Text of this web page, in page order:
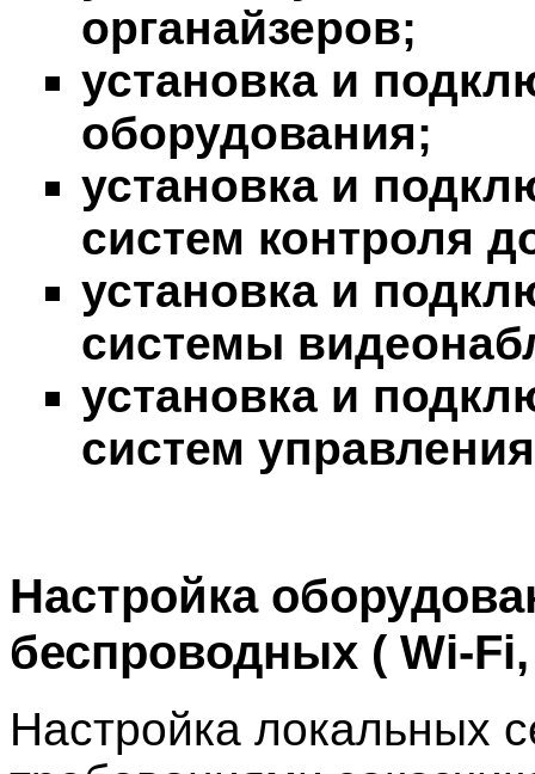
органайзеров;
установка и
оборудования;
установка и
систем контроля
установка и
системы
установка и
систем
Настройка
беспроводных ( Wi-
Настройка локальных